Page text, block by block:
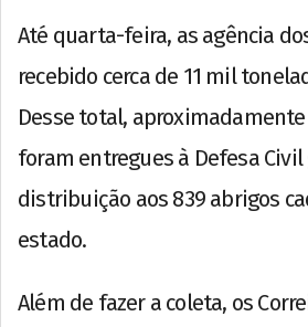
Até quarta-feira, as agência
recebido cerca de 11 mil
Desse total,
foram entregues à Defesa Civil
distribuição aos 839 abrigos
estado.
Além de fazer a coleta, os